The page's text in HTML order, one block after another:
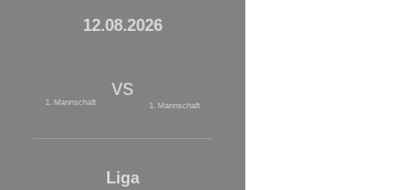
12.08.2026
1. Mannschaft
vs
1. Mannschaft
Liga